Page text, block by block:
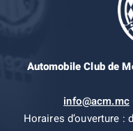
Automobile Club de
info@acm.mc
Horaires d’ouverture :